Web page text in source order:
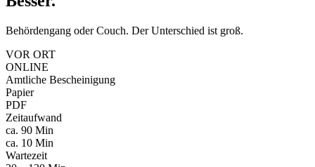
Behördengang oder Couch. Der Unterschied ist groß.
VOR ORT
ONLINE
Amtliche Bescheinigung
Papier
PDF
Zeitaufwand
ca. 90 Min
ca. 10 Min
Wartezeit